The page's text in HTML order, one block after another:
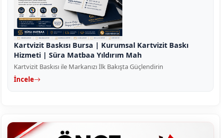
Kartvizit Baskısı Bursa | Kurumsal Kartvizit Baskı
Hizmeti | Süra Matbaa Yıldırım Mah
Kartvizit Baskısı ile Markanızı İlk Bakışta Güçlendirin
İncele